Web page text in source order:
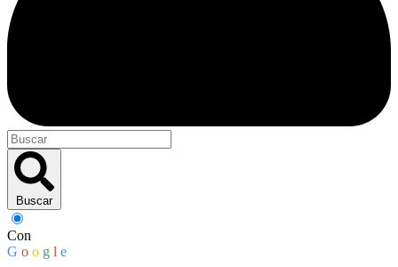
Buscar
Con
G o o g l e